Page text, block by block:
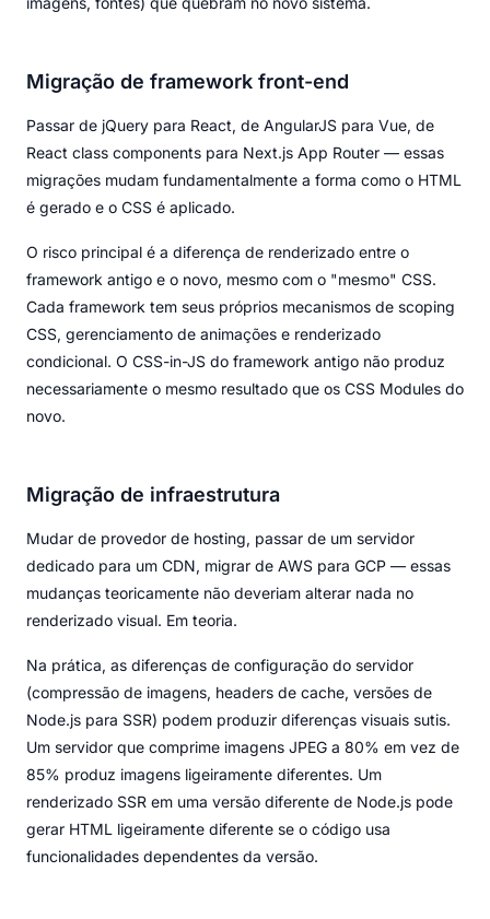
Migração de framework front-end
Passar de jQuery para React, de AngularJS para Vue, de
React class components para Next.js App Router — essas
migrações mudam fundamentalmente a forma como o HTML
é gerado e o CSS é aplicado.
O risco principal é a diferença de renderizado entre o
framework antigo e o novo, mesmo com o "mesmo" CSS.
Cada framework tem seus próprios mecanismos de scoping
CSS, gerenciamento de animações e renderizado
condicional. O CSS-in-JS do framework antigo não produz
necessariamente o mesmo resultado que os CSS Modules do
novo.
Migração de infraestrutura
Mudar de provedor de hosting, passar de um servidor
dedicado para um CDN, migrar de AWS para GCP — essas
mudanças teoricamente não deveriam alterar nada no
renderizado visual. Em teoria.
Na prática, as diferenças de configuração do servidor
(compressão de imagens, headers de cache, versões de
Node.js para SSR) podem produzir diferenças visuais sutis.
Um servidor que comprime imagens JPEG a 80% em vez de
85% produz imagens ligeiramente diferentes. Um
renderizado SSR em uma versão diferente de Node.js pode
gerar HTML ligeiramente diferente se o código usa
funcionalidades dependentes da versão.